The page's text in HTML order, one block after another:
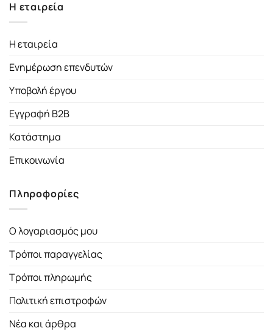
Η εταιρεία
Η εταιρεία
Ενημέρωση επενδυτών
Υποβολή έργου
Εγγραφή B2B
Κατάστημα
Επικοινωνία
Πληροφορίες
Ο λογαριασμός μου
Τρόποι παραγγελίας
Τρόποι πληρωμής
Πολιτική επιστροφών
Νέα και άρθρα